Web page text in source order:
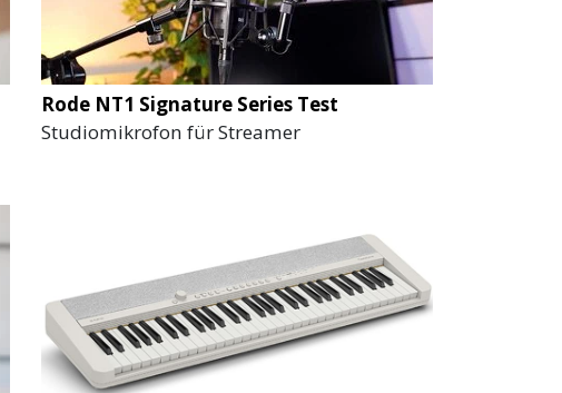
Rode NT1 Signature Series Test
Studiomikrofon für Streamer